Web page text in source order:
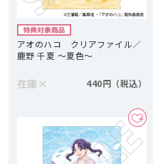
アオのハコ クリアファイル／
鹿野 千夏 ～夏色～
在庫 × 440円